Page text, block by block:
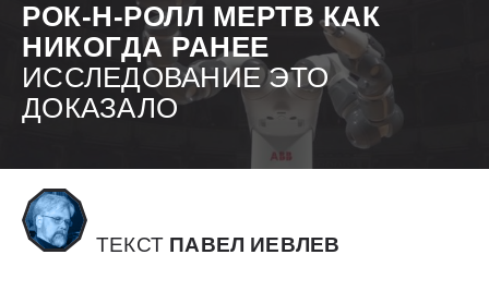
РОК-Н-РОЛЛ МЕРТВ КАК
НИКОГДА РАНЕЕ
ИССЛЕДОВАНИЕ ЭТО
ДОКАЗАЛО
ТЕКСТ ПАВЕЛ ИЕВЛЕВ